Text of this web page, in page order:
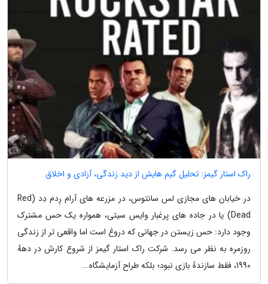
راک استار گیمز: تحلیل گیم هایش از دید زندگی، آزادی و اخلاق
در خیابان های مجازی لس سانتوس، در مزرعه های آرام رِدم دِد (Red
Dead) یا در جاده های پرغبار وایس سیتی، همواره یک حس مشترک
وجود دارد: حس زیستن در جهانی که دروغ است اما واقعی تر از زندگی
روزمره به نظر می رسد. شرکت راک استار گیمز از شروع کارش در دههٔ
1990، فقط سازندهٔ بازی نبود؛ بلکه طراح آزمایشگاه...